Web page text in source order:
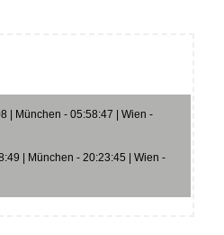
| München - 05:58:47 | Wien -
| München - 20:23:45 | Wien -